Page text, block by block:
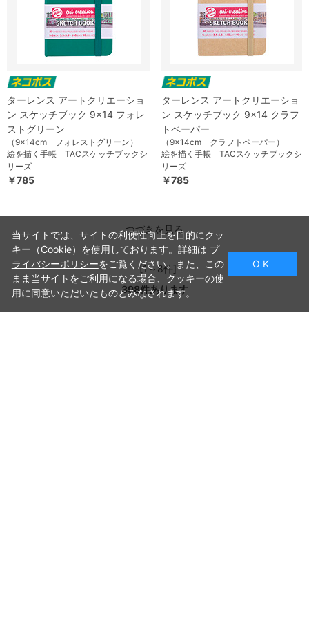
ターレンス アートクリエーショ
ン スケッチブック 9×14 フォレ
ストグリーン
（9×14cm フォレストグリーン）
絵を描く手帳 TACスケッチブックシ
リーズ
￥785
ターレンス アートクリエーショ
ン スケッチブック 9×14 クラフ
トペーパー
（9×14cm クラフトペーパー）
絵を描く手帳 TACスケッチブックシ
リーズ
￥785
つづきを見る
[1～8件]
398件あります
当サイトでは、サイトの利便性向上を目的にクッ
キー（Cookie）を使用しております。詳細は プ
ライバシーポリシーをご覧ください。また、この
まま当サイトをご利用になる場合、クッキーの使
用に同意いただいたものとみなされます。
O K